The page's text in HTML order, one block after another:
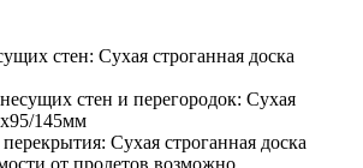
стен: Сухая строганная доска
стен и перегородок: Сухая
145мм
Сухая строганная доска